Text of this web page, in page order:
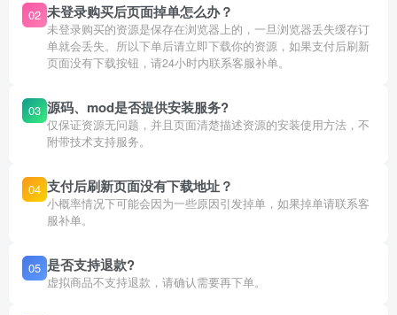
02 未登录购买后页面掉单怎么办？
未登录购买的资源是保存在浏览器上的，一旦浏览器丢失缓存订
单就会丢失。所以下单后请立即下载你的资源，如果支付后刷新
页面没有下载按钮，请24小时内联系客服补单。
03 源码、mod是否提供安装服务?
仅保证资源无问题，并且页面清楚描述资源的安装使用方法，不
附带技术支持服务。
04 支付后刷新页面没有下载地址？
小概率情况下可能会因为一些原因引发掉单，如果掉单请联系客
服补单。
05 是否支持退款?
虚拟商品不支持退款，请确认需要再下单。